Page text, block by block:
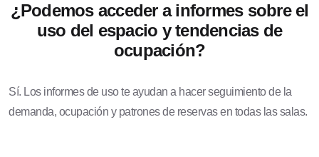
¿Podemos acceder a informes sobre el
uso del espacio y tendencias de
ocupación?
Sí. Los informes de uso te ayudan a hacer seguimiento de la
demanda, ocupación y patrones de reservas en todas las salas.